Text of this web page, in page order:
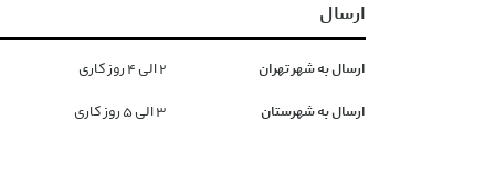
ارسال
ارسال به شهر تهران ۲ الی ۴ روز کاری
ارسال به شهرستان ۳ الی ۵ روز کاری